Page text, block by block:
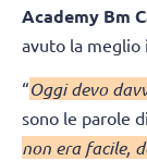
Academy Bm
avuto la meglio
“Oggi devo
sono le parole
non era facile,